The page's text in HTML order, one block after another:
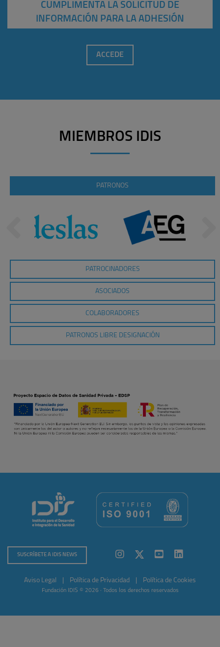
CUMPLIMENTA LA SOLICITUD DE
INFORMACIÓN PARA LA ADHESIÓN
ACCEDE
MIEMBROS IDIS
PATRONOS
PATROCINADORES
ASOCIADOS
COLABORADORES
PATRONOS LIBRE DESIGNACIÓN
SUSCRÍBETE A IDIS NEWS
Aviso Legal Política de Privacidad Política de Cookies
Fundación IDIS © 2026 · Todos los derechos reservados